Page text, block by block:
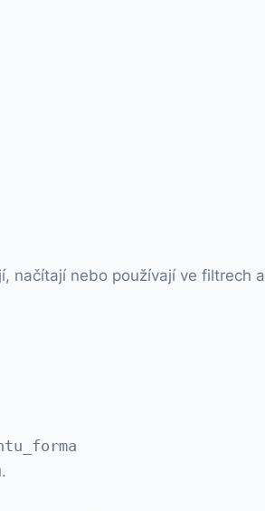
načítají nebo používají ve filtrech a